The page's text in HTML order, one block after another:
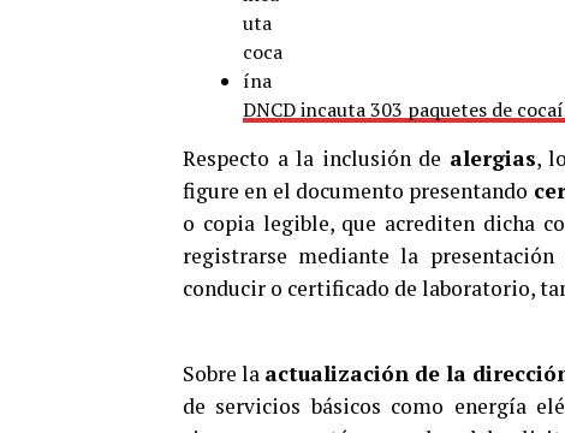
DNCD incauta 303 paquetes de
Respecto a la inclusión de alergias,
figure en el documento presentando
o copia legible, que acrediten dicha
registrarse mediante la
conducir o certificado de laboratorio,
Sobre la actualización de la
de servicios básicos como energía